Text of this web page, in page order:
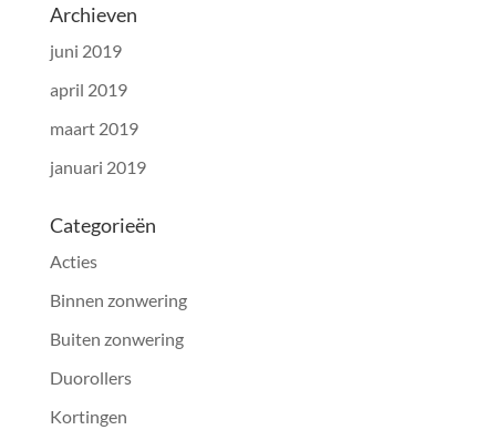
Archieven
juni 2019
april 2019
maart 2019
januari 2019
Categorieën
Acties
Binnen zonwering
Buiten zonwering
Duorollers
Kortingen